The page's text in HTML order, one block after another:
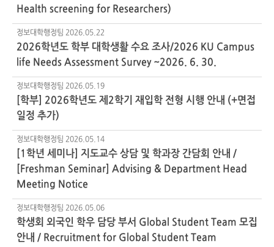
Health screening for Researchers)
정보대학행정팀 2026.05.22
2026학년도 학부 대학생활 수요 조사/2026 KU Campus
life Needs Assessment Survey ~2026. 6. 30.
정보대학행정팀 2026.05.19
[학부] 2026학년도 제2학기 재입학 전형 시행 안내 (+면접
일정 추가)
정보대학행정팀 2026.05.14
[1학년 세미나] 지도교수 상담 및 학과장 간담회 안내 /
[Freshman Seminar] Advising & Department Head
Meeting Notice
정보대학행정팀 2026.05.06
학생회 외국인 학우 담당 부서 Global Student Team 모집
안내 / Recruitment for Global Student Team